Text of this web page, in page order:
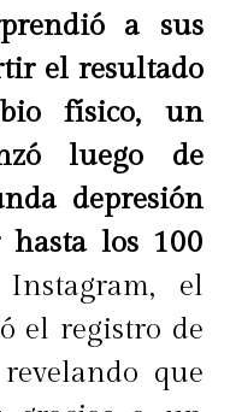
a sus
el resultado
físico, un
luego de
depresión
los 100
el
el registro de
que